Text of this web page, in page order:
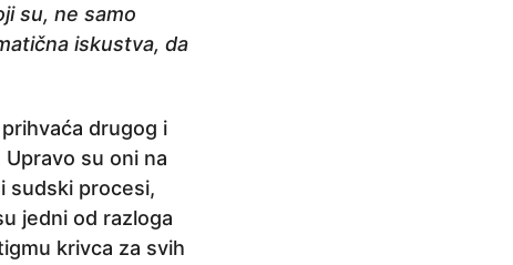
su, ne samo
iskustva, da
drugog i
su oni na
sudski procesi,
jedni od razloga
krivca za svih